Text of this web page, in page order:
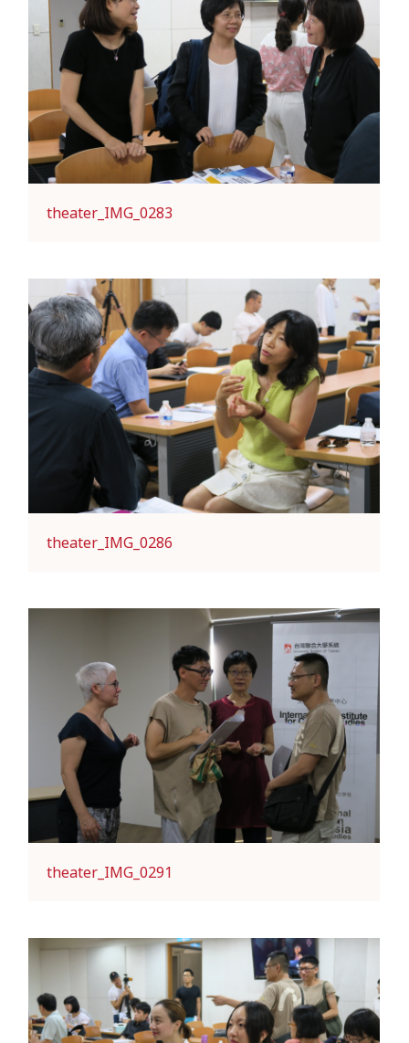
theater_IMG_0283
theater_IMG_0286
theater_IMG_0291